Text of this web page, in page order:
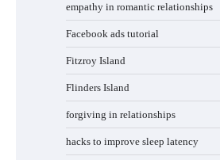
empathy in romantic relationships
Facebook ads tutorial
Fitzroy Island
Flinders Island
forgiving in relationships
hacks to improve sleep latency